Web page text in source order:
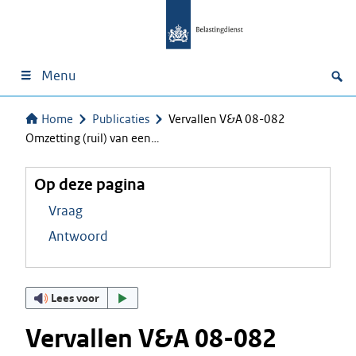
Menu
Home Publicaties
Vervallen V&A 08-082
Omzetting (ruil) van een…
Op deze pagina
Vraag
Antwoord
Lees voor
Vervallen V&A 08-082